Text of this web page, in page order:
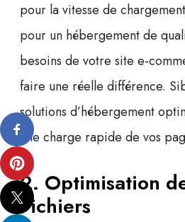
pour la vitesse de
pour un hébergement de
besoins de votre site e-
faire une réelle différence.
solutions d’hébergement
une charge rapide de vos
2. Optimisation
Fichiers